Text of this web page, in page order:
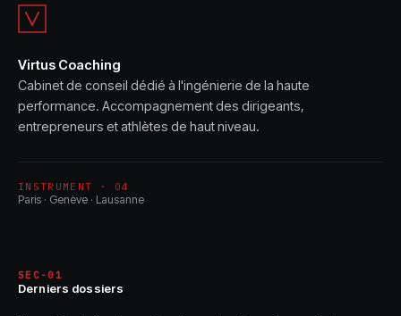
réussir
Virtus Coaching
Cabinet de conseil dédié à l'ingénierie de la haute
performance. Accompagnement des dirigeants,
entrepreneurs et athlètes de haut niveau.
INSTRUMENT · 04
Paris · Genève · Lausanne
SEC-01
Derniers dossiers